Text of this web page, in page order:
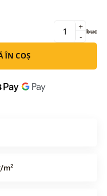
-
+ buc
ÎN COȘ
m²